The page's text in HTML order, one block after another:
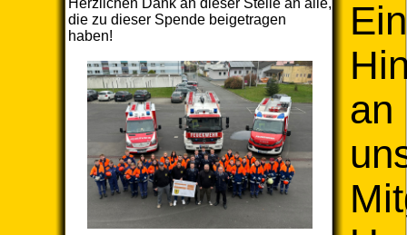
die zu dieser Spende beigetragen
haben!
Ein
an